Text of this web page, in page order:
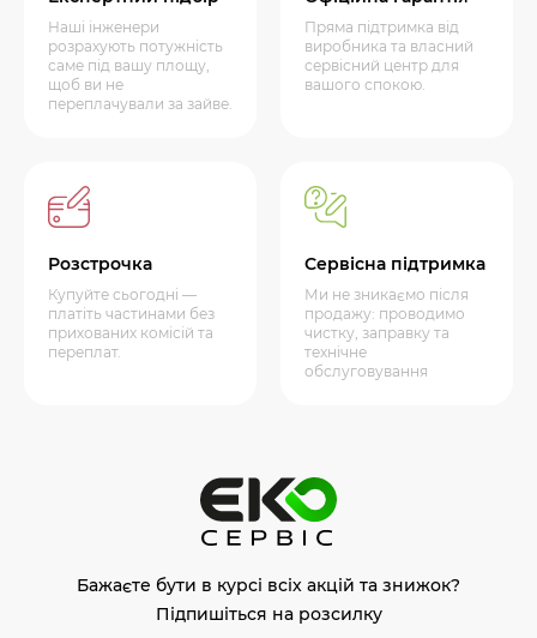
Наші інженери
розрахують потужність
саме під вашу площу,
щоб ви не
переплачували за зайве.
Пряма підтримка від
виробника та власний
сервісний центр для
вашого спокою.
Розстрочка
Купуйте сьогодні —
платіть частинами без
прихованих комісій та
переплат.
Сервісна підтримка
Ми не зникаємо після
продажу: проводимо
чистку, заправку та
технічне
обслуговування
Бажаєте бути в курсі всіх акцій та знижок?
Підпишіться на розсилку